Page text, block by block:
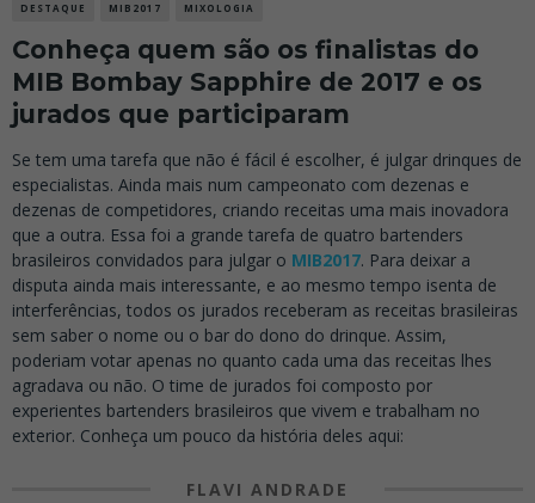
DESTAQUE MIB2017 MIXOLOGIA
Conheça quem são os finalistas do
MIB Bombay Sapphire de 2017 e os
jurados que participaram
Se tem uma tarefa que não é fácil é escolher, é julgar drinques de
especialistas. Ainda mais num campeonato com dezenas e
dezenas de competidores, criando receitas uma mais inovadora
que a outra. Essa foi a grande tarefa de quatro bartenders
brasileiros convidados para julgar o MIB2017. Para deixar a
disputa ainda mais interessante, e ao mesmo tempo isenta de
interferências, todos os jurados receberam as receitas brasileiras
sem saber o nome ou o bar do dono do drinque. Assim,
poderiam votar apenas no quanto cada uma das receitas lhes
agradava ou não. O time de jurados foi composto por
experientes bartenders brasileiros que vivem e trabalham no
exterior. Conheça um pouco da história deles aqui:
FLAVI ANDRADE